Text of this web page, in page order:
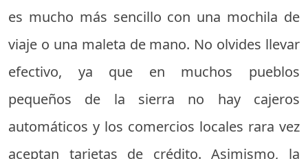
es mucho más sencillo con una mochila de
viaje o una maleta de mano. No olvides llevar
efectivo, ya que en muchos pueblos
pequeños de la sierra no hay cajeros
automáticos y los comercios locales rara vez
aceptan tarjetas de crédito. Asimismo, la